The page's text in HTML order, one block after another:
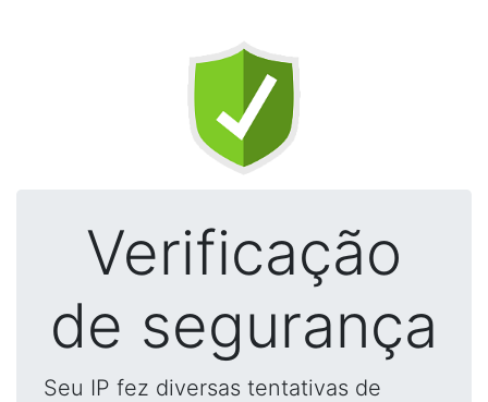
Verificação
de segurança
Seu IP fez diversas tentativas de